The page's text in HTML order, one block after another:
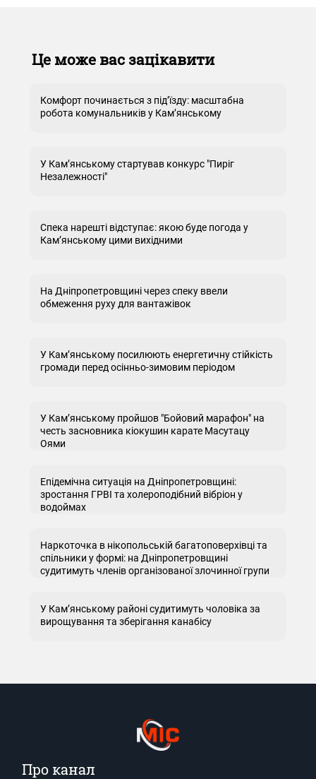
Це може вас зацікавити
Комфорт починається з під’їзду: масштабна
робота комунальників у Кам’янському
У Кам’янському стартував конкурс "Пиріг
Незалежності"
Спека нарешті відступає: якою буде погода у
Кам’янському цими вихідними
На Дніпропетровщині через спеку ввели
обмеження руху для вантажівок
У Кам’янському посилюють енергетичну стійкість
громади перед осінньо-зимовим періодом
У Кам’янському пройшов "Бойовий марафон" на
честь засновника кіокушин карате Масутацу
Оями
Епідемічна ситуація на Дніпропетровщині:
зростання ГРВІ та холероподібний вібріон у
водоймах
Наркоточка в нікопольській багатоповерхівці та
спільники у формі: на Дніпропетровщині
судитимуть членів організованої злочинної групи
У Кам’янському районі судитимуть чоловіка за
вирощування та зберігання канабісу
Про канал